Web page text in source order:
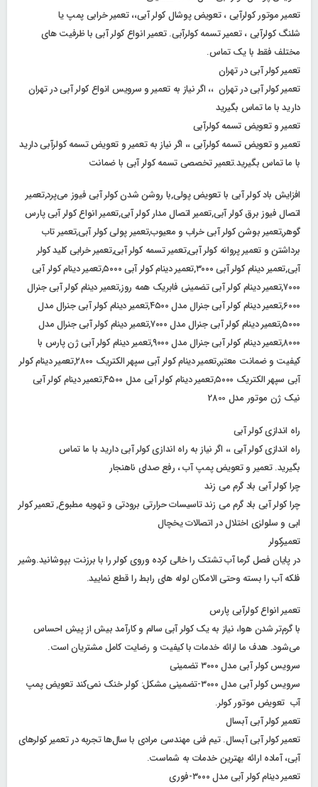
تعمیر موتور کولرآبی ، تعویض پوشال کولر آبی،، تعمیر خرابی پمپ یا
شلنگ کولرآبی ، تعمیر تسمه کولرآبی. تعمیر انواع کولر آبی با ظرفیت های
مختلف فقط با یک تماس.
تعمیر کولر آبی در تهران
تعمیر کولر آبی در تهران ،، اگر نیاز به تعمیر و سرویس انواع کولر آبی در تهران
دارید با ما تماس بگیرید
تعمیر و تعویض تسمه کولرآبی
تعمیر و تعویض تسمه کولرآبی ،، اگر نیاز به تعمیر و تعویض تسمه کولرآبی دارید
با ما تماس بگیرید.تعمیر تخصصی تسمه کولر آبی با ضمانت
افزایش باد کولر آبی با تعویض پولی,با روشن شدن کولر آبی فیوز می‌پرد,تعمیر
اتصال فیوز برق کولر آبی,تعمیر اتصال مدار کولر آبی,تعمیر انواع کولر آبی پارس
گوهر,تعمیر بوشن کولر آبی خراب و معیوب,تعمیر پولی کولر آبی,تعمیر تاب
برداشتن و تعمیر پروانه کولر آبی,تعمیر تسمه کولر آبی,تعمیر خرابی کلید کولر
آبی,تعمیر دینام کولر آبی ۳۰۰۰,تعمیر دینام کولر آبی ۵۰۰۰,تعمیر دینام کولر آبی
۷۰۰۰,تعمیر دینام کولر آبی تضمینی فابریک همه روز,تعمیر دینام کولر آبی جنرال
۶۰۰۰,تعمیر دینام کولر آبی جنرال مدل ۴۵۰۰,تعمیر دینام کولر آبی جنرال مدل
۵۰۰۰,تعمیر دینام کولر آبی جنرال مدل ۷۰۰۰,تعمیر دینام کولر آبی جنرال مدل
۸۰۰۰,تعمیر دینام کولر آبی جنرال مدل ۹۰۰۰,تعمیر دینام کولر آبی ژن پارس با
کیفیت و ضمانت معتبر,تعمیر دینام کولر آبی سپهر الکتریک ۲۸۰۰,تعمیر دینام کولر
آبی سپهر الکتریک ۵۰۰۰,تعمیر دینام کولر آبی مدل ۴۵۰۰,تعمیر دینام کولر آبی
نیک ژن موتور مدل 2800
راه اندازی کولر آبی
راه اندازی کولر آبی ،، اگر نیاز به راه اندازی کولر آبی دارید با ما تماس
بگیرید. تعمیر و تعویض پمپ آب ، رفع صدای ناهنجار
چرا کولر آبی باد گرم می زند
چرا کولر آبی باد گرم می زند تاسیسات حرارتی برودتی و تهویه مطبوع, تعمیر کولر
ابی و سلولزی اختلال در اتصالات یخچال
تعمیرکولر
در پایان فصل گرما آب تشتک را خالی کرده وروی کولر را با برزنت بپوشانید.وشیر
فلکه آب را بسته وحتی الامکان لوله های رابط را قطع نمایید.
تعمیر انواع کولرآبی پارس
با گرم‌تر شدن هوا، نیاز به یک کولر آبی سالم و کارآمد بیش از پیش احساس
می‌شود. هدف ما ارائه خدمات با کیفیت و رضایت کامل مشتریان است.
سرویس کولر آبی مدل ۳۰۰۰ تضمینی
سرویس کولر آبی مدل ۳۰۰۰-تضمینی مشکل: کولر خنک نمی‌کند تعویض پمپ
آب تعویض موتور کولر.
تعمیر کولر آبی آبسال
تعمیر کولر آبی آبسال. تیم فنی مهندسی مرادی با سال‌ها تجربه در تعمیر کولرهای
آبی، آماده ارائه بهترین خدمات به شماست.
تعمیر دینام کولر آبی مدل ۳۰۰۰-فوری